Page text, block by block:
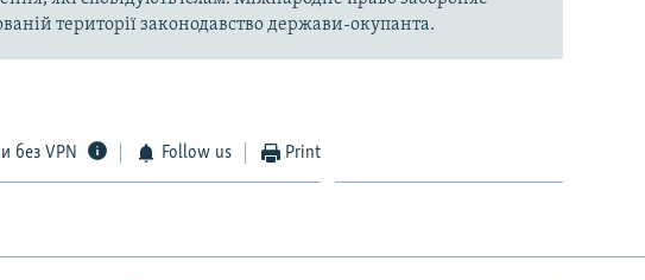
території законодавство держави-окупанта.
без VPN Follow us Print